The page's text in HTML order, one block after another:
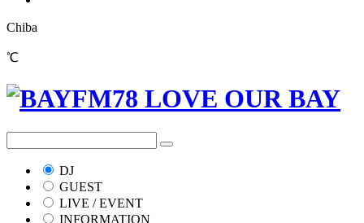
Chiba
℃
DJ
GUEST
LIVE / EVENT
INFORMATION